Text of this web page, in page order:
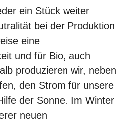
ein Stück weiter
bei der Produktion
eine
und für Bio, auch
produzieren wir, neben
den Strom für unsere
der Sonne. Im Winter
neuen